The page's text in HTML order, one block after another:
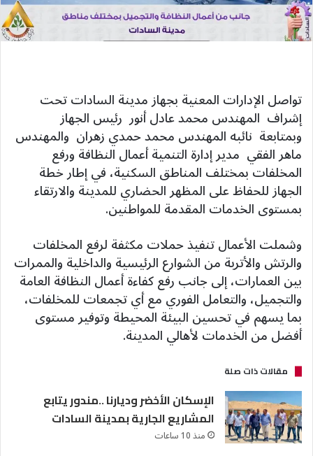
تواصل الإدارات المعنية بجهاز مدينة السادات تحت
إشراف المهندس محمد عادل أنور رئيس الجهاز
وبمتابعة نائبه المهندس محمد حمدي زهران والمهندس
ماهر الفقي مدير إدارة التنمية أعمال النظافة ورفع
المخلفات بمختلف المناطق السكنية، في إطار خطة
الجهاز للحفاظ على المظهر الحضاري للمدينة والارتقاء
بمستوى الخدمات المقدمة للمواطنين.
وشملت الأعمال تنفيذ حملات مكثفة لرفع المخلفات
والرتش والأتربة من الشوارع الرئيسية والداخلية والممرات
بين العمارات، إلى جانب رفع كفاءة أعمال النظافة العامة
والتجميل، والتعامل الفوري مع أي تجمعات للمخلفات،
بما يسهم في تحسين البيئة المحيطة وتوفير مستوى
أفضل من الخدمات لأهالي المدينة.
مقالات ذات صلة
الإسكان الأخضر وديارنا ..مندور يتابع
المشاريع الجارية بمدينة السادات
منذ 10 ساعات